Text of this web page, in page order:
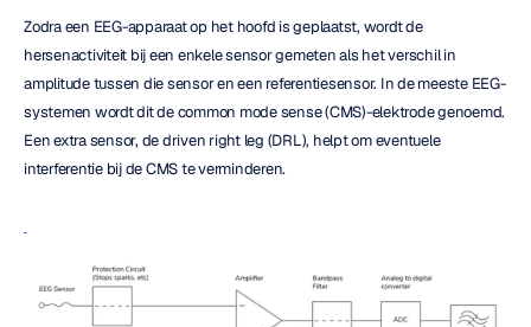
Zodra een EEG-apparaat op het hoofd is geplaatst, wordt de
hersenactiviteit bij een enkele sensor gemeten als het verschil in
amplitude tussen die sensor en een referentiesensor. In de meeste EEG-
systemen wordt dit de common mode sense (CMS)-elektrode genoemd.
Een extra sensor, de driven right leg (DRL), helpt om eventuele
interferentie bij de CMS te verminderen.